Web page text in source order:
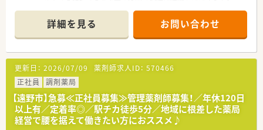
おり、1日あたりの平均応需枚数は約85枚ほどとなっています。
■現在は薬剤師2名と医療事務スタッフが在籍しており、お互い
にしっかりと協力し合いながら日々の業務を行っています。
【法人特徴について】
■岩手県内にて調剤薬局を2店舗展開しており、地域の健康を支
え続けている非常に安定した地域密着型の企業です。
■母体が歴史ある医薬品卸業の会社であるため経営基盤が強固
であり、将来的にも安心して腰を据えて働けます。
■社員を非常に大切にする社風が根づいており、風通しが良く何
かあってもすぐに相談しやすい環境が魅力です。
詳細を見る お問い合わせ
更新日： 2026/07/09 薬剤師求人ID： 570466
正社員
調剤薬局
【遠野市】急募≪正社員募集≫管理薬剤師募集！／年休120日
以上有／定着率◎／駅チカ徒歩5分／地域に根差した薬局
経営で腰を据えて働きたい方におススメ♪